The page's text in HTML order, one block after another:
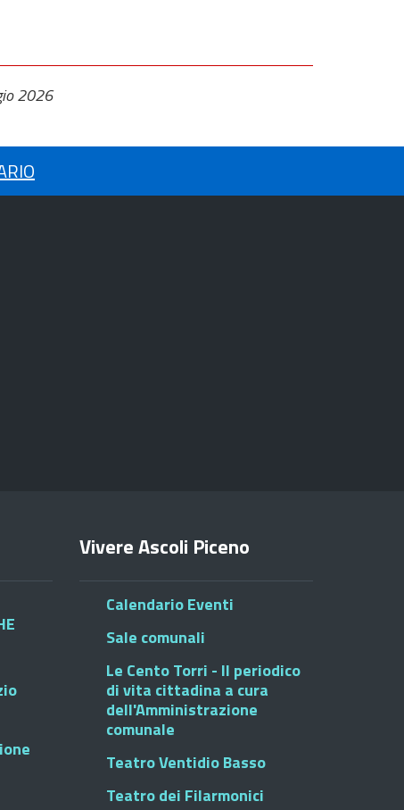
2026
Vivere Ascoli Piceno
Calendario Eventi
Sale comunali
Le Cento Torri - Il periodico
di vita cittadina a cura
dell'Amministrazione
comunale
Teatro Ventidio Basso
Teatro dei Filarmonici